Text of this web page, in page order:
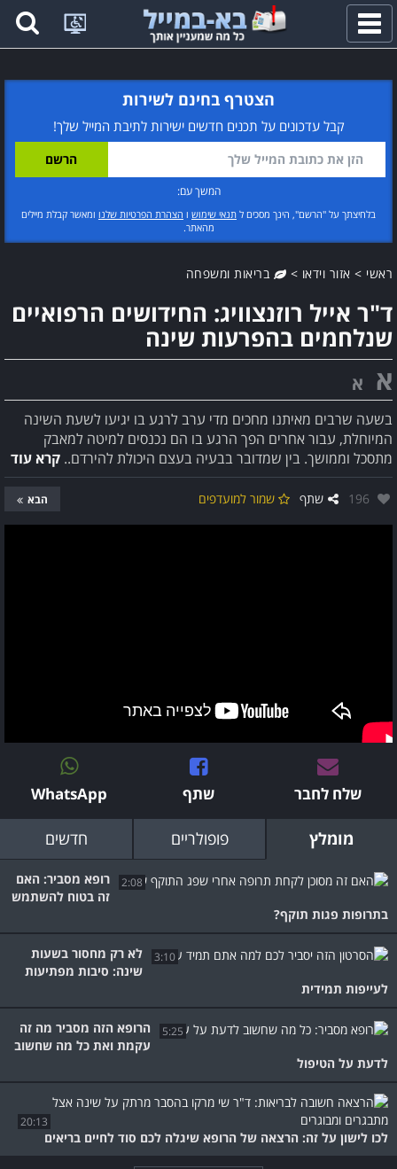
פתח
תפריט
הצטרף בחינם לשירות
קבל עדכונים על תכנים חדשים ישירות לתיבת המייל שלך!
המשך עם:
בלחיצתך על "הרשם", הינך מסכים ל תנאי שימוש ו הצהרת הפרטיות שלנו ומאשר קבלת מיילים
מהאתר.
ראשי > אזור וידאו > בריאות ומשפחה
ד"ר אייל רוזנצוויג: החידושים הרפואיים
שנלחמים בהפרעות שינה
א א
בשעה שרבים מאיתנו מחכים מדי ערב לרגע בו יגיעו לשעת השינה
המיוחלת, עבור אחרים הפך הרגע בו הם נכנסים למיטה למאבק
מתסכל וממושך. בין שמדובר בבעיה בעצם היכולת להירדם.. קרא עוד
אהבו:
196 שתף שמור למועדפים הבא
שלח לחבר שתף WhatsApp
מומלץ פופולריים חדשים
2:08
רופא מסביר: האם
זה בטוח להשתמש
בתרופות פגות תוקף?
3:10
לא רק מחסור בשעות
שינה: סיבות מפתיעות
לעייפות תמידית
5:25
הרופא הזה מסביר מה זה
עקמת ואת כל מה שחשוב
לדעת על הטיפול
20:13
לכו לישון על זה: הרצאה של הרופא שיגלה לכם סוד לחיים בריאים